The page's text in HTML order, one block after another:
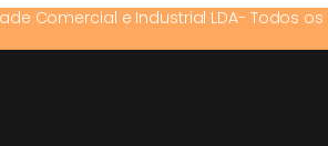
Comercial e Industrial LDA- Todos os